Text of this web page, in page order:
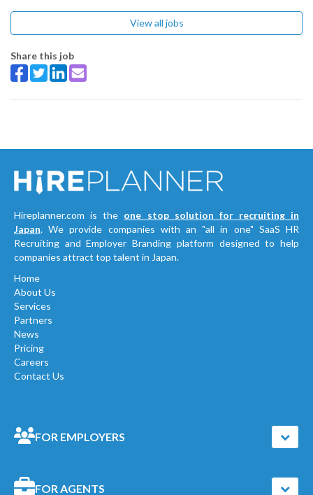
View all jobs
Share this job
FOR EMPLOYERS
FOR AGENTS
Hireplanner.com is the one stop solution for recruiting in
Japan. We provide companies with an "all in one" SaaS HR
Recruiting and Employer Branding platform designed to help
companies attract top talent in Japan.
Home
About Us
Services
Partners
News
Pricing
Careers
Contact Us